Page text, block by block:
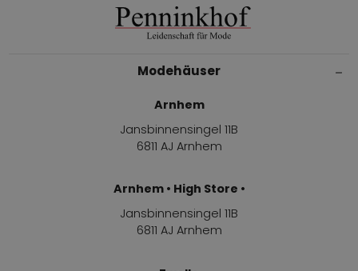
Modehäuser
Arnhem
Jansbinnensingel 11B
6811 AJ Arnhem
Arnhem • High Store •
Jansbinnensingel 11B
6811 AJ Arnhem